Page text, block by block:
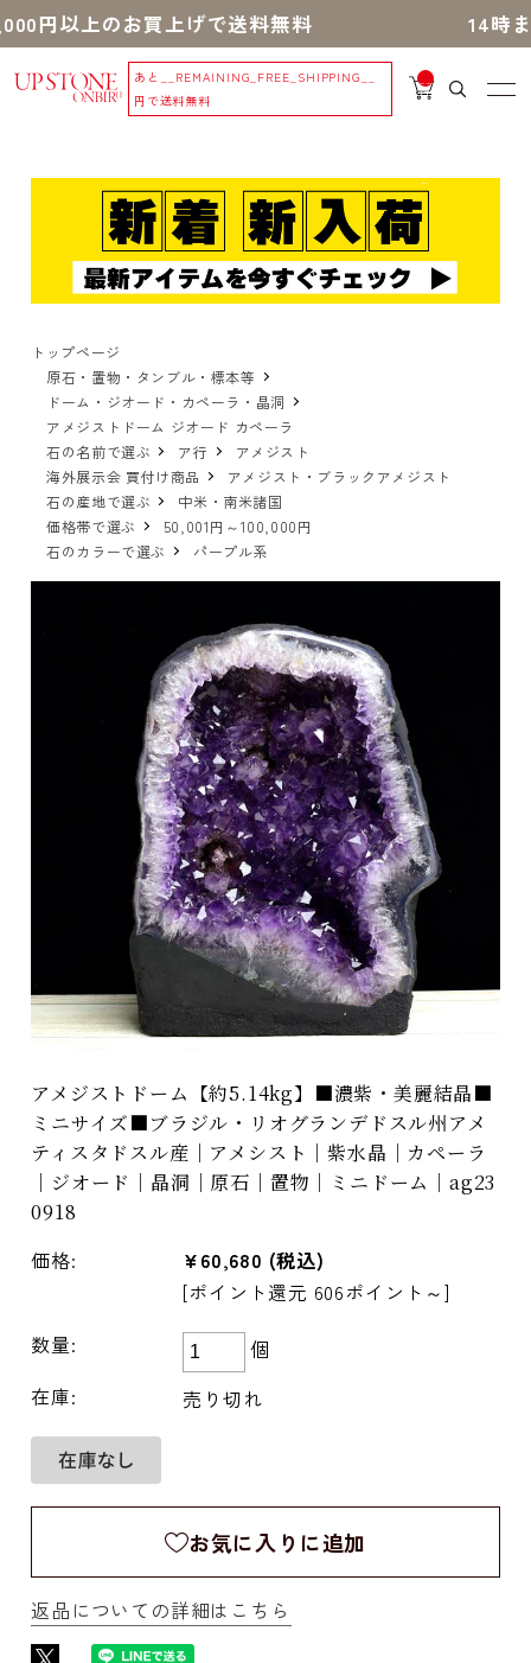
上のお買上げで送料無料 14時までの
あと
__REMAINING_FREE_SHIPPING__
円で送料無料
__
IT
_
トップページ
原石・置物・タンブル・標本等
ドーム・ジオード・カペーラ・晶洞
アメジストドーム ジオード カペーラ
石の名前で選ぶ
ア行
アメジスト
海外展示会 買付け商品
アメジスト・ブラックアメジスト
石の産地で選ぶ
中米・南米諸国
価格帯で選ぶ
50,001円～100,000円
石のカラーで選ぶ
パープル系
アメジストドーム【約5.14kg】■濃紫・美麗結晶■
ミニサイズ■ブラジル・リオグランデドスル州アメ
ティスタドスル産｜アメシスト｜紫水晶｜カペーラ
｜ジオード｜晶洞｜原石｜置物｜ミニドーム｜ag23
0918
価格: ¥60,680 (税込)
[ポイント還元 606ポイント～]
数量:
個
在庫:
売り切れ
お気に入りに追加
返品についての詳細はこちら